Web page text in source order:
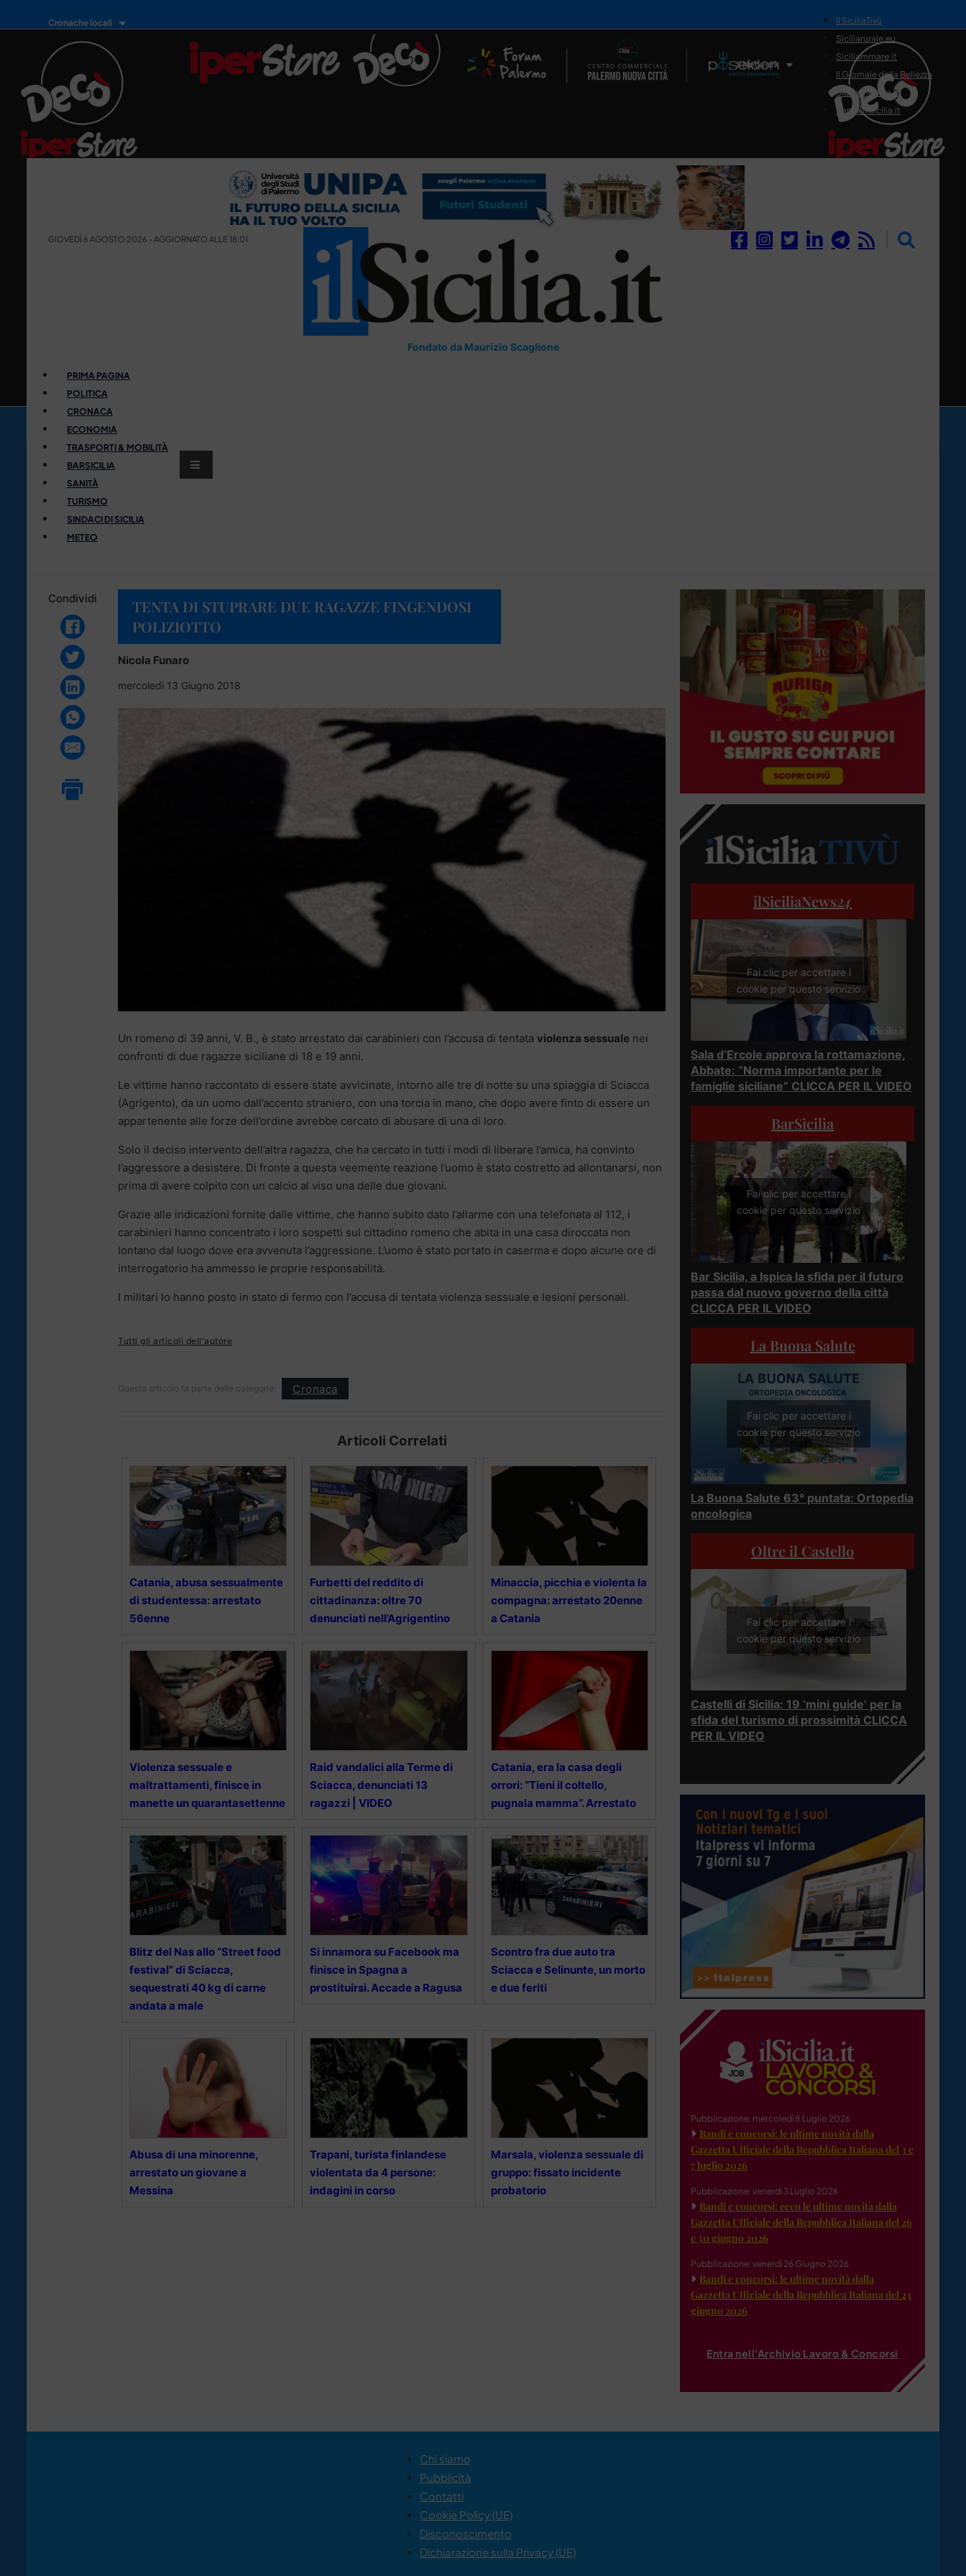
Cronache locali
Il Network
il SiciliaTivù
Siciliarurale.eu
Siciliammare.it
Il Giornale della Bellezza
Siciliamedica.it
Sanitainsicilia.it
GIOVEDÌ 6 AGOSTO 2026 - AGGIORNATO ALLE 18:01
Fondato da Maurizio Scaglione
PRIMA PAGINA
POLITICA
CRONACA
ECONOMIA
TRASPORTI & MOBILITÀ
BARSICILIA
SANITÀ
TURISMO
SINDACI DI SICILIA
METEO
Condividi
TENTA DI STUPRARE DUE RAGAZZE FINGENDOSI
POLIZIOTTO
Nicola Funaro
mercoledì 13 Giugno 2018
Un romeno di 39 anni, V. B., è stato arrestato dai carabinieri con l’accusa di tentata violenza sessuale nei
confronti di due ragazze siciliane di 18 e 19 anni.
Le vittime hanno raccontato di essere state avvicinate, intorno alle tre di notte su una spiaggia di Sciacca
(Agrigento), da un uomo dall’accento straniero, con una torcia in mano, che dopo avere finto di essere un
appartenente alle forze dell’ordine avrebbe cercato di abusare di una di loro.
Solo il deciso intervento dell’altra ragazza, che ha cercato in tutti i modi di liberare l’amica, ha convinto
l’aggressore a desistere. Di fronte a questa veemente reazione l’uomo è stato costretto ad allontanarsi, non
prima di avere colpito con un calcio al viso una delle due giovani.
Grazie alle indicazioni fornite dalle vittime, che hanno subito dato l’allarme con una telefonata al 112, i
carabinieri hanno concentrato i loro sospetti sul cittadino romeno che abita in una casa diroccata non
lontano dal luogo dove era avvenuta l’aggressione. L’uomo è stato portato in caserma e dopo alcune ore di
interrogatorio ha ammesso le proprie responsabilità.
I militari lo hanno posto in stato di fermo con l’accusa di tentata violenza sessuale e lesioni personali.
Tutti gli articoli dell'autore
Questo articolo fa parte delle categorie: Cronaca
Articoli Correlati
Catania, abusa sessualmente
di studentessa: arrestato
56enne
Furbetti del reddito di
cittadinanza: oltre 70
denunciati nell’Agrigentino
Minaccia, picchia e violenta la
compagna: arrestato 20enne
a Catania
Violenza sessuale e
maltrattamenti, finisce in
manette un quarantasettenne
Raid vandalici alla Terme di
Sciacca, denunciati 13
ragazzi | VIDEO
Catania, era la casa degli
orrori: “Tieni il coltello,
pugnala mamma”. Arrestato
Blitz del Nas allo “Street food
festival” di Sciacca,
sequestrati 40 kg di carne
andata a male
Si innamora su Facebook ma
finisce in Spagna a
prostituirsi. Accade a Ragusa
Scontro fra due auto tra
Sciacca e Selinunte, un morto
e due feriti
Abusa di una minorenne,
arrestato un giovane a
Messina
Trapani, turista finlandese
violentata da 4 persone:
indagini in corso
Marsala, violenza sessuale di
gruppo: fissato incidente
probatorio
ilSiciliaNews24
Fai clic per accettare i
cookie per questo servizio
Sala d’Ercole approva la rottamazione,
Abbate: “Norma importante per le
famiglie siciliane” CLICCA PER IL VIDEO
BarSicilia
Fai clic per accettare i
cookie per questo servizio
Bar Sicilia, a Ispica la sfida per il futuro
passa dal nuovo governo della città
CLICCA PER IL VIDEO
La Buona Salute
Fai clic per accettare i
cookie per questo servizio
La Buona Salute 63° puntata: Ortopedia
oncologica
Oltre il Castello
Fai clic per accettare i
cookie per questo servizio
Castelli di Sicilia: 19 ‘mini guide’ per la
sfida del turismo di prossimità CLICCA
PER IL VIDEO
Pubblicazione: mercoledì 8 Luglio 2026
Bandi e concorsi: le ultime novità dalla
Gazzetta Ufficiale della Repubblica Italiana del 3 e
7 luglio 2026
Pubblicazione: venerdì 3 Luglio 2026
Bandi e concorsi: ecco le ultime novità dalla
Gazzetta Ufficiale della Repubblica Italiana del 26
e 30 giugno 2026
Pubblicazione: venerdì 26 Giugno 2026
Bandi e concorsi: le ultime novità dalla
Gazzetta Ufficiale della Repubblica Italiana del 23
giugno 2026
Entra nell'Archivio Lavoro & Concorsi
Chi siamo
Pubblicità
Contatti
Cookie Policy (UE)
Disconoscimento
Dichiarazione sulla Privacy (UE)